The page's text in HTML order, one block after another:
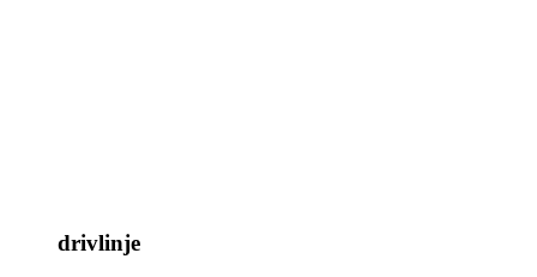
drivlinje